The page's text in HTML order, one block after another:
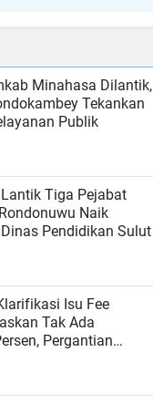
Minahasa Dilantik,
Tekankan
Publik
Tiga Pejabat
Naik
Pendidikan Sulut
Isu Fee
Tak Ada
Pergantian
Aturan